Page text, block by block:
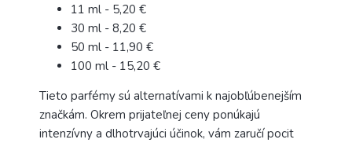
11 ml - 5,20 €
30 ml - 8,20 €
50 ml - 11,90 €
100 ml - 15,20 €
Tieto parfémy sú alternatívami k najobľúbenejším
značkám. Okrem prijateľnej ceny ponúkajú
intenzívny a dlhotrvajúci účinok, vám zaručí pocit